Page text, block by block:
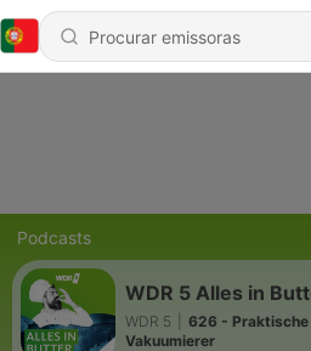
Podcasts
WDR 5 Alles in
WDR 5
626 - Praktische
Vakuumierer